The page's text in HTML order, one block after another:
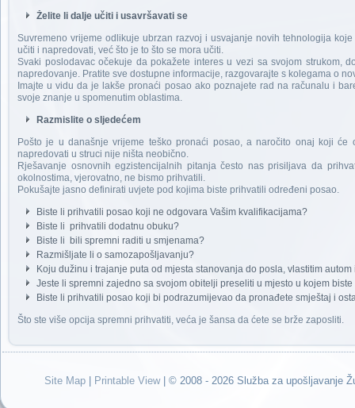
Želite li dalje učiti i usavršavati se
Suvremeno vrijeme odlikuje ubrzan razvoj i usvajanje novih tehnologija
učiti i napredovati, već što je to što se mora učiti.
Svaki poslodavac očekuje da pokažete interes u vezi sa svojom strukom,
napredovanje. Pratite sve dostupne informacije, razgovarajte s kolegama o
Imajte u vidu da je lakše pronaći posao ako poznajete rad na računalu i
svoje znanje u spomenutim oblastima.
Razmislite o sljedećem
Pošto je u današnje vrijeme teško pronaći posao, a naročito onaj koji
napredovati u struci nije ništa neobično.
Rješavanje osnovnih egzistencijalnih pitanja često nas prisiljava da
okolnostima, vjerovatno, ne bismo prihvatili.
Pokušajte jasno definirati uvjete pod kojima biste prihvatili određeni posao.
Biste li prihvatili posao koji ne odgovara Vašim kvalifikacijama?
Biste li prihvatili dodatnu obuku?
Biste li bili spremni raditi u smjenama?
Razmišljate li o samozapošljavanju?
Koju dužinu i trajanje puta od mjesta stanovanja do posla, vlastitim
Jeste li spremni zajedno sa svojom obitelji preseliti u mjesto u kojem
Biste li prihvatili posao koji bi podrazumijevao da pronađete smještaj i
Što ste više opcija spremni prihvatiti, veća je šansa da ćete se brže zaposliti.
Site Map Printable View| © 2008 - 2026 Služba za upošljavanje